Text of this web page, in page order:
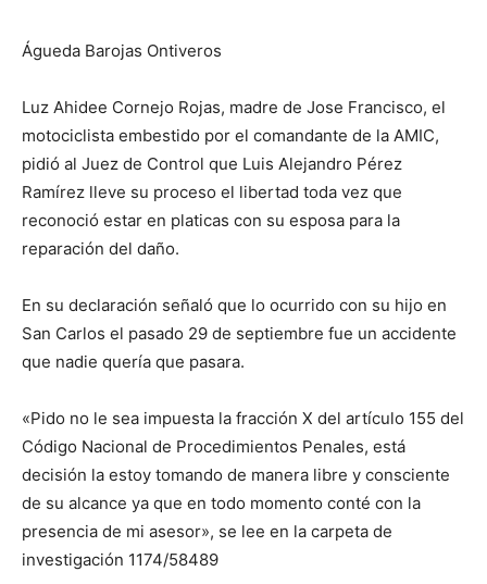
Águeda Barojas Ontiveros
Luz Ahidee Cornejo Rojas, madre de Jose Francisco, el
motociclista embestido por el comandante de la AMIC,
pidió al Juez de Control que Luis Alejandro Pérez
Ramírez lleve su proceso el libertad toda vez que
reconoció estar en platicas con su esposa para la
reparación del daño.
En su declaración señaló que lo ocurrido con su hijo en
San Carlos el pasado 29 de septiembre fue un accidente
que nadie quería que pasara.
«Pido no le sea impuesta la fracción X del artículo 155 del
Código Nacional de Procedimientos Penales, está
decisión la estoy tomando de manera libre y consciente
de su alcance ya que en todo momento conté con la
presencia de mi asesor», se lee en la carpeta de
investigación 1174/58489